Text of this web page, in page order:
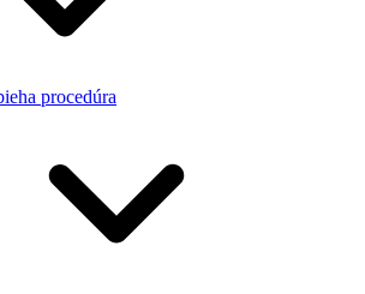
procedúra